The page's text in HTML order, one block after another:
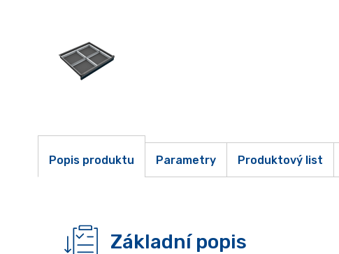
Popis produktu Parametry Produktový list
Základní popis